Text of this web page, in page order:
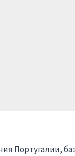
Португалии,